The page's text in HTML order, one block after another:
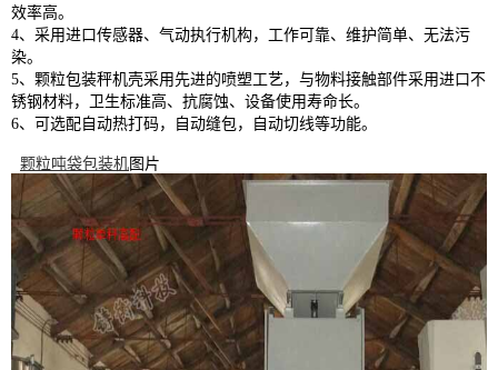
效率高。
4、采用进口传感器、气动执行机构，工作可靠、维护简单、无法污
染。
5、颗粒包装秤机壳采用先进的喷塑工艺，与物料接触部件采用进口不
锈钢材料，卫生标准高、抗腐蚀、设备使用寿命长。
6、可选配自动热打码，自动缝包，自动切线等功能。
颗粒吨袋包装机图片